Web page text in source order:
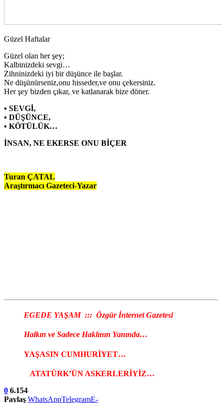
Güzel Haftalar
Güzel olan her şey;
Kalbinizdeki sevgi…
Zihninizdeki iyi bir düşünce ile başlar.
Ne düşünürseniz,onu hisseder,ve onu çekersiniz.
Her şey bizden çıkar, ve katlanarak bize döner.
▪ SEVGİ,
▪ DÜŞÜNCE,
▪ KÖTÜLÜK…
İNSAN, NE EKERSE ONU BİÇER
Turan ÇATAL
Araştırmacı Gazeteci-Yazar
EGEDE YAŞAM ::: Özgür İnternet Gazetesi
Halkın ve Sadece Haklının Yanında…
YAŞASIN CUMHURİYET…
ATATÜRK’ÜN ASKERLERİYİZ…
0 6.154
Paylaş WhatsAppTelegramE-